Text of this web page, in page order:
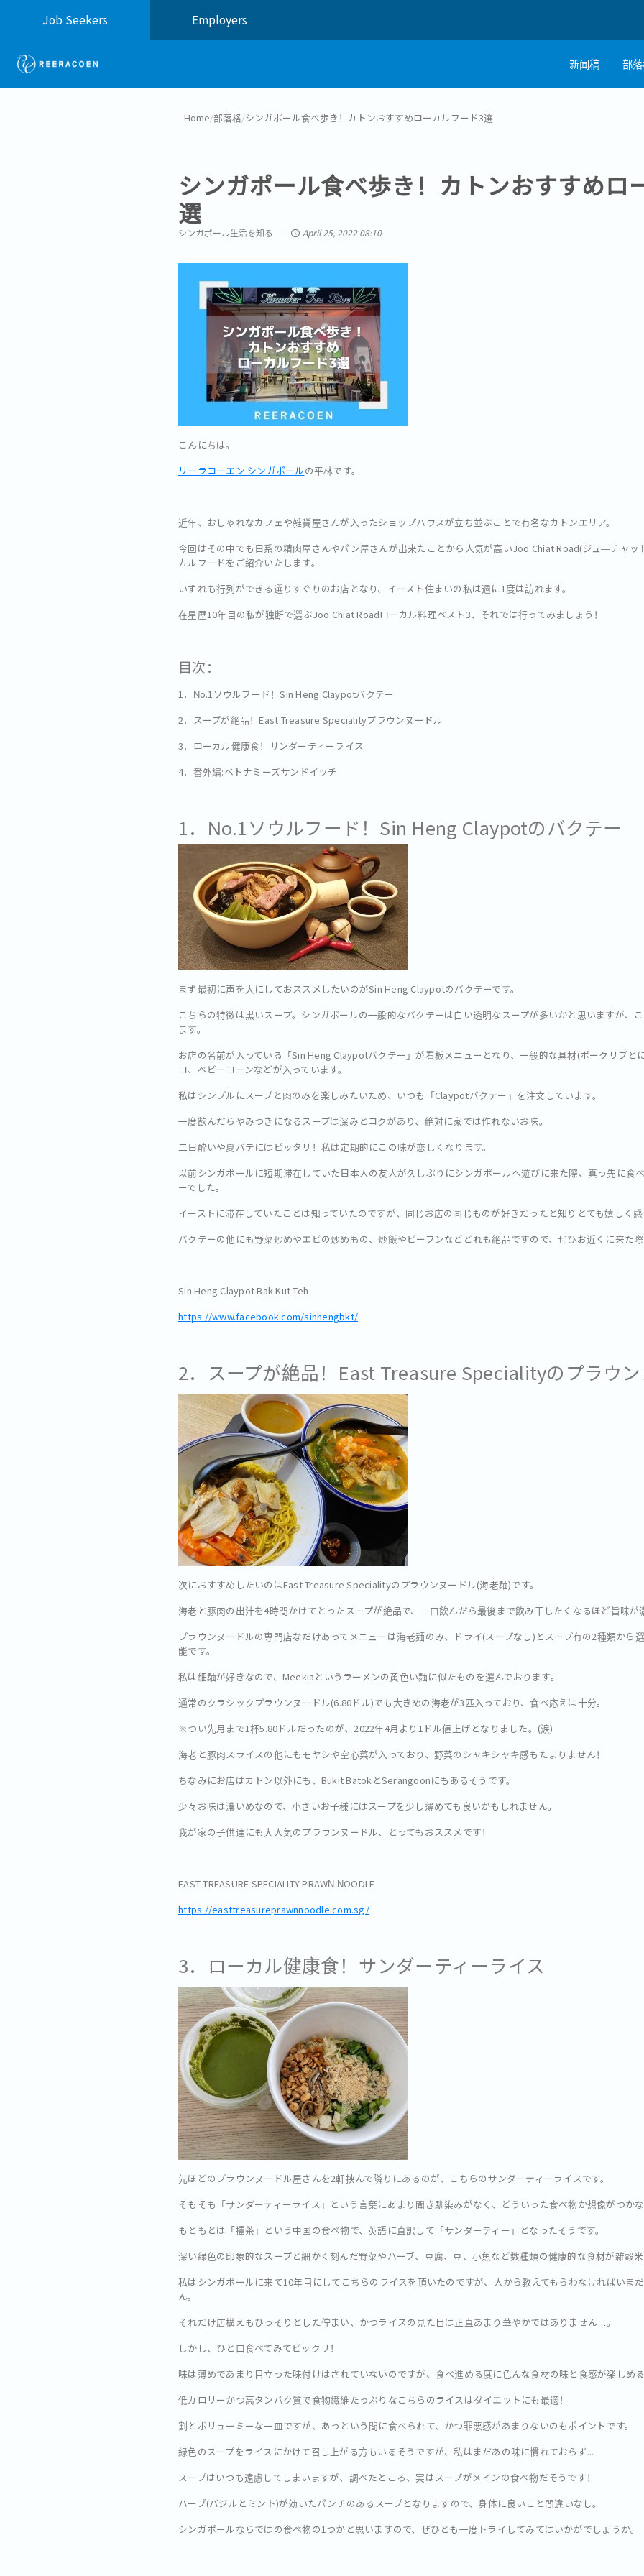
Job Seekers Employers
新闻稿 部
Home/部落格/シンガポール食べ歩き！カトンおすすめローカルフード3選
シンガポール食べ歩き！カトンおすすめロ
選
シンガポール生活を知る April 25, 2022 08:10
こんにちは。
リーラコーエン シンガポールの平林です。
近年、おしゃれなカフェや雑貨屋さんが入ったショップハウスが立ち並ぶことで有名なカトンエリア。
今回はその中でも日系の精肉屋さんやパン屋さんが出来たことから人気が高いJoo Chiat Road(ジュ―チャッ
カルフードをご紹介いたします。
いずれも行列ができる選りすぐりのお店となり、イースト住まいの私は週に1度は訪れます。
在星歴10年目の私が独断で選ぶJoo Chiat Roadローカル料理ベスト3、それでは行ってみましょう！
目次：
1．No.1ソウルフード！Sin Heng Claypotバクテー
2．スープが絶品！East Treasure Specialityプラウンヌードル
3．ローカル健康食！サンダーティーライス
4．番外編:ベトナミーズサンドイッチ
1．No.1ソウルフード！Sin Heng Claypotのバクテー
まず最初に声を大にしておススメしたいのがSin Heng Claypotのバクテーです。
こちらの特徴は黒いスープ。シンガポールの一般的なバクテーは白い透明なスープが多いかと思いますが、
ます。
お店の名前が入っている「Sin Heng Claypotバクテー」が看板メニューとなり、一般的な具材(ポークリブと
コ、ベビーコーンなどが入っています。
私はシンプルにスープと肉のみを楽しみたいため、いつも「Claypotバクテー」を注文しています。
一度飲んだらやみつきになるスープは深みとコクがあり、絶対に家では作れないお味。
二日酔いや夏バテにはピッタリ！私は定期的にこの味が恋しくなります。
以前シンガポールに短期滞在していた日本人の友人が久しぶりにシンガポールへ遊びに来た際、真っ先に食
ーでした。
イーストに滞在していたことは知っていたのですが、同じお店の同じものが好きだったと知りとても嬉しく感
バクテーの他にも野菜炒めやエビの炒めもの、炒飯やビーフンなどどれも絶品ですので、ぜひお近くに来た際
Sin Heng Claypot Bak Kut Teh
https://www.facebook.com/sinhengbkt/
2．スープが絶品！East Treasure Specialityのプラウ
次におすすめしたいのはEast Treasure Specialityのプラウンヌードル(海老麺)です。
海老と豚肉の出汁を4時間かけてとったスープが絶品で、一口飲んだら最後まで飲み干したくなるほど旨味が
プラウンヌードルの専門店なだけあってメニューは海老麺のみ、ドライ(スープなし)とスープ有の2種類から
能です。
私は細麺が好きなので、Meekiaというラーメンの黄色い麺に似たものを選んでおります。
通常のクラシックプラウンヌードル(6.80ドル)でも大きめの海老が3匹入っており、食べ応えは十分。
※つい先月まで1杯5.80ドルだったのが、2022年4月より1ドル値上げとなりました。(涙)
海老と豚肉スライスの他にもモヤシや空心菜が入っており、野菜のシャキシャキ感もたまりません！
ちなみにお店はカトン以外にも、Bukit BatokとSerangoonにもあるそうです。
少々お味は濃いめなので、小さいお子様にはスープを少し薄めても良いかもしれません。
我が家の子供達にも大人気のプラウンヌードル、とってもおススメです！
EAST TREASURE SPECIALITY PRAWN NOODLE
https://easttreasureprawnnoodle.com.sg/
3．ローカル健康食！サンダーティーライス
先ほどのプラウンヌードル屋さんを2軒挟んで隣りにあるのが、こちらのサンダーティーライスです。
そもそも「サンダーティーライス」という言葉にあまり聞き馴染みがなく、どういった食べ物か想像がつかな
もともとは「擂茶」という中国の食べ物で、英語に直訳して「サンダーティー」となったそうです。
深い緑色の印象的なスープと細かく刻んだ野菜やハーブ、豆腐、豆、小魚など数種類の健康的な食材が雑穀米
私はシンガポールに来て10年目にしてこちらのライスを頂いたのですが、人から教えてもらわなければいま
ん。
それだけ店構えもひっそりとした佇まい、かつライスの見た目は正直あまり華やかではありません…。
しかし、ひと口食べてみてビックリ！
味は薄めであまり目立った味付けはされていないのですが、食べ進める度に色んな食材の味と食感が楽しめる
低カロリーかつ高タンパク質で食物繊維たっぷりなこちらのライスはダイエットにも最適！
割とボリューミーな一皿ですが、あっという間に食べられて、かつ罪悪感があまりないのもポイントです。
緑色のスープをライスにかけて召し上がる方もいるそうですが、私はまだあの味に慣れておらず...
スープはいつも遠慮してしまいますが、調べたところ、実はスープがメインの食べ物だそうです！
ハーブ(バジルとミント)が効いたパンチのあるスープとなりますので、身体に良いこと間違いなし。
シンガポールならではの食べ物の1つかと思いますので、ぜひとも一度トライしてみてはいかがでしょうか。